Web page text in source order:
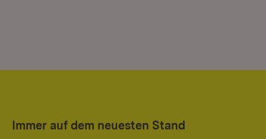
Immer auf dem neuesten Stand